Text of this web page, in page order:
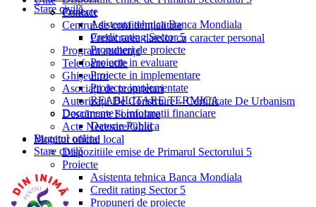
Stare civilă
Proiecte
Asistenta tehnica Banca Mondiala
Credit rating Sector 5
Propuneri de proiecte
Proiecte in evaluare
Proiecte in implementare
Proiecte implementate
REABILITARE TERMICA
Documente si informatii financiare
Datorie Publica
Bugetul online
Stare civilă
Contact
Centrul de confidențialitate
Prelucrarea datelor cu caracter personal
Program audiențe
Telefoane utile
Ghișeul.ro
Asociații de proprietari
Autorizații De Construire – Certificate De Urbanism
Descărcare Formulare
Acte Necesare/Ghid
Monitor oficial local
Dispozitiile emise de Primarul Sectorului 5
Proiecte
Asistenta tehnica Banca Mondiala
Credit rating Sector 5
Propuneri de proiecte